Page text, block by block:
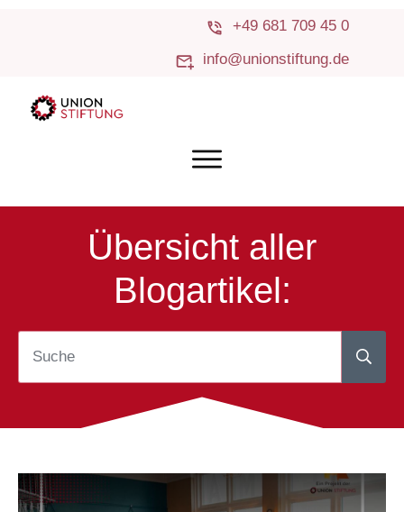
+49 681 709 45 0
info@unionstiftung.de
Übersicht aller
Blogartikel: